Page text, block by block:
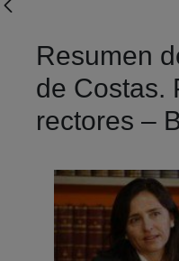
Resumen
de Costas.
rectores –